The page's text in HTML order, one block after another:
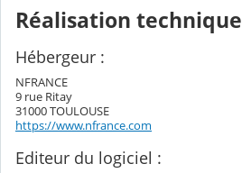
Réalisation technique
Hébergeur :
NFRANCE
9 rue Ritay
31000 TOULOUSE
https://www.nfrance.com
Editeur du logiciel :